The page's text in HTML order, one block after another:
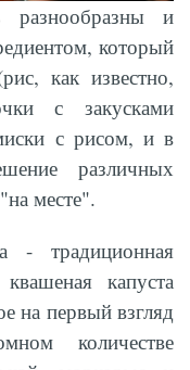
разнообразны и
который
как известно,
с закусками
с рисом, и в
различных
месте".
- традиционная
капуста
на первый взгляд
количестве